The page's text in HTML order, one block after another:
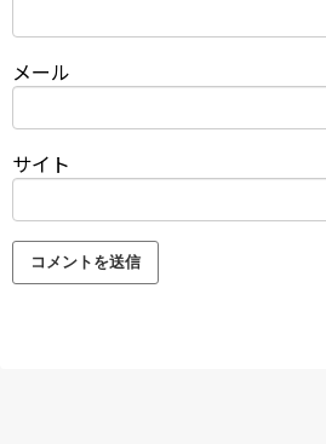
メール
サイト